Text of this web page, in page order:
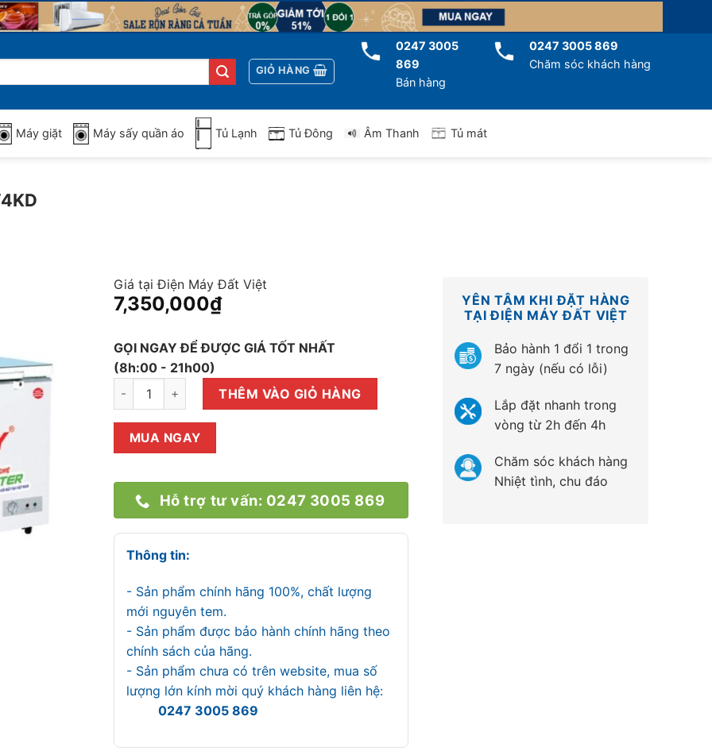
GIỎ HÀNG
0247 3005
869
Bán hàng
0247 3005 869
Chăm sóc khách hàng
Máy giặt Máy sấy quần áo Tủ Lạnh Tủ Đông Âm Thanh Tủ mát
Giá tại Điện Máy Đất Việt
7,350,000₫
GỌI NGAY ĐỂ ĐƯỢC GIÁ TỐT NHẤT
(8h:00 - 21h00)
Tủ đông Inverter Sanaky VH-3699W4KD số lượng
THÊM VÀO GIỎ HÀNG
MUA NGAY
Hỗ trợ tư vấn: 0247 3005 869
Thông tin:
- Sản phẩm chính hãng 100%, chất lượng
mới nguyên tem.
- Sản phẩm được bảo hành chính hãng theo
chính sách của hãng.
- Sản phẩm chưa có trên website, mua số
lượng lớn kính mời quý khách hàng liên hệ:
0247 3005 869
YÊN TÂM KHI ĐẶT HÀNG
TẠI ĐIỆN MÁY ĐẤT VIỆT
Bảo hành 1 đổi 1 trong
7 ngày (nếu có lỗi)
Lắp đặt nhanh trong
vòng từ 2h đến 4h
Chăm sóc khách hàng
Nhiệt tình, chu đáo